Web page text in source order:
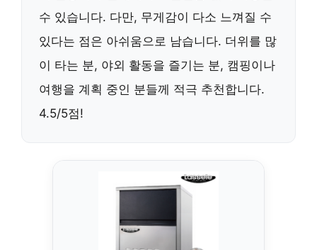
수 있습니다. 다만, 무게감이 다소 느껴질 수
있다는 점은 아쉬움으로 남습니다. 더위를 많
이 타는 분, 야외 활동을 즐기는 분, 캠핑이나
여행을 계획 중인 분들께 적극 추천합니다.
4.5/5점!